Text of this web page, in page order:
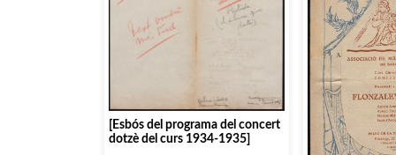
[Esbós del programa del concert
dotzè del curs 1934-1935]